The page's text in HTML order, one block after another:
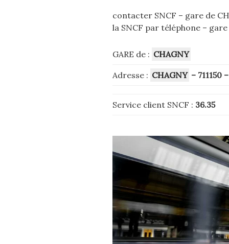
contacter SNCF – gare de
la SNCF par téléphone –
GARE de : CHAGNY
Adresse : CHAGNY – 711150 –
Service client SNCF : 36.35